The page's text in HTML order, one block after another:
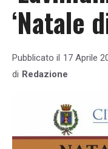
‘Natale
Pubblicato il 17 Aprile
di Redazione